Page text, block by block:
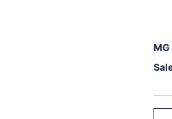
MG
Jam
-
-
Salt